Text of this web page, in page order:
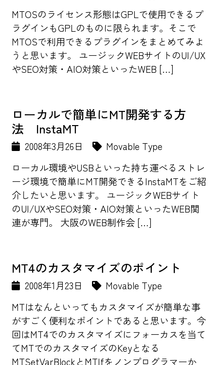
MTOSのライセンス形態はGPLで使用できるプ
ラグインもGPLのものに限られます。そこで
MTOSで利用できるプラグインをまとめてみよ
うと思います。 ユージックWEBサイトのUI/UX
やSEO対策・AIO対策といったWEB […]
ローカルで簡単にMT開発する方
法 InstaMT
2008年3月26日
Movable Type
ローカル環境やUSBといった持ち運べるストレ
ージ環境で簡単にMT開発できるInstaMTをご紹
介したいと思います。 ユージックWEBサイト
のUI/UXやSEO対策・AIO対策といったWEB関
連が専門。 大阪のWEB制作会 […]
MT4のカスタマイズのポイント
2008年1月23日
Movable Type
MTはなんといってもカスタマイズが簡単な事
がすごく便利なポイントであると思います。今
回はMT4でのカスタマイズにフォーカスを当て
てMTでのカスタマイズのKeyとなる
MTSetVarBlockとMTIfをノンプログラマーか